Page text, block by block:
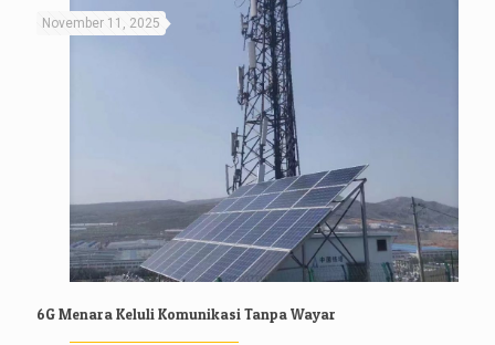
November 11, 2025
6G Menara Keluli Komunikasi Tanpa Wayar